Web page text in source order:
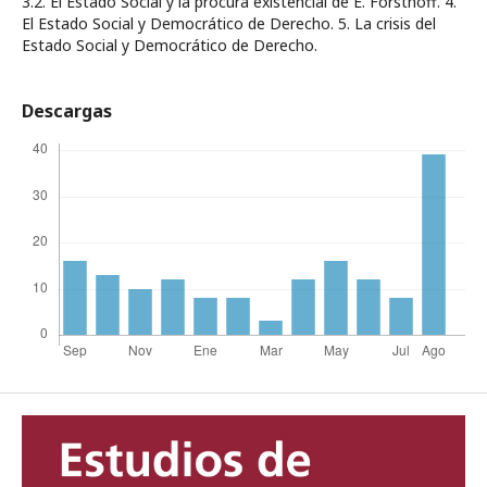
El Estado Social y Democrático de Derecho. 5. La crisis del
Estado Social y Democrático de Derecho.
Descargas